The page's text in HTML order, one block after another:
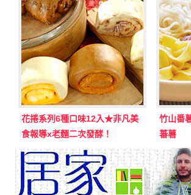
花捲系列6種口味12入★非凡美
食報導x老麵二次發酵！
竹山番
蕃薯